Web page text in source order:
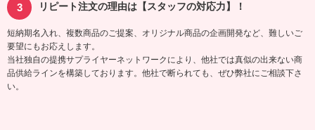
リピート注文の理由は【スタッフの対応力】！
短納期名入れ、複数商品のご提案、オリジナル商品の企画開発など、難しいご
要望にもお応えします。
当社独自の提携サプライヤーネットワークにより、他社では真似の出来ない商
品供給ラインを構築しております。他社で断られても、ぜひ弊社にご相談下さ
い。